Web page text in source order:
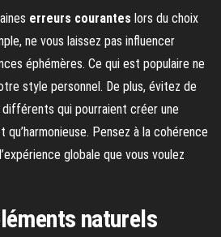
erreurs courantes lors du choix
ne vous laissez pas influencer
éphémères. Ce qui est populaire ne
style personnel. De plus, évitez de
qui pourraient créer une
Pensez à la cohérence
globale que vous voulez
naturels